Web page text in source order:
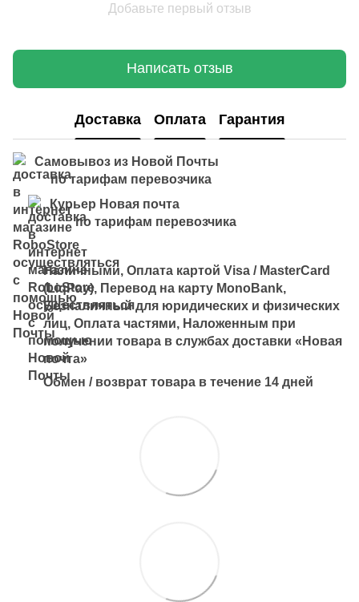
Добавьте первый отзыв
Написать отзыв
Доставка Оплата Гарантия
Самовывоз из Новой Почты
по тарифам перевозчика
Курьер Новая почта
по тарифам перевозчика
Наличными, Оплата картой Visa / MasterCard
(LiqPay), Перевод на карту MonoBank,
Безналичный для юридических и физических
лиц, Оплата частями, Наложенным при
получении товара в службах доставки «Новая
почта»
Обмен / возврат товара в течение 14 дней